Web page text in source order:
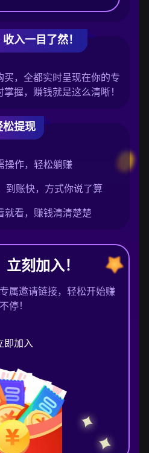
入一目了然！
，全都实时呈现在你的专
握，赚钱就是这么清晰！
松提现
操作，轻松躺赚
到账快，方式你说了算
就看，赚钱清清楚楚
刻加入！
属邀请链接，轻松开始赚
不停！
即加入